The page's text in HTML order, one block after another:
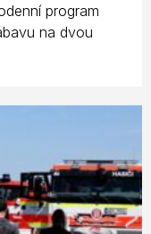
program
na dvou